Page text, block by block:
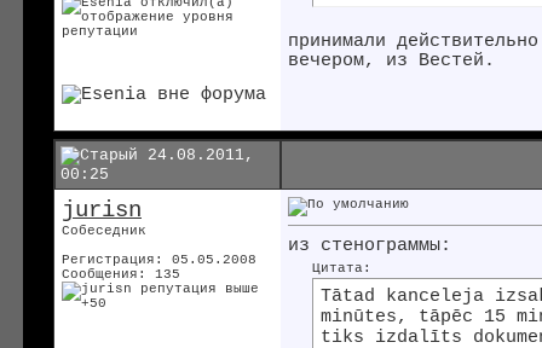
принимали
вечером, из Вестей.
24.08.2011,
00:25
jurisn
Собеседник
Регистрация: 05.05.2008
Сообщения: 135
из стенограммы:
Цитата:
Tātad kanceleja
minūtes, tāpēc 15
tiks izdalīts